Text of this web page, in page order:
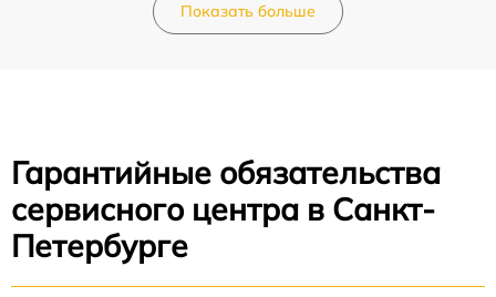
Показать больше
Гарантийные обязательства
сервисного центра в Санкт-
Петербурге